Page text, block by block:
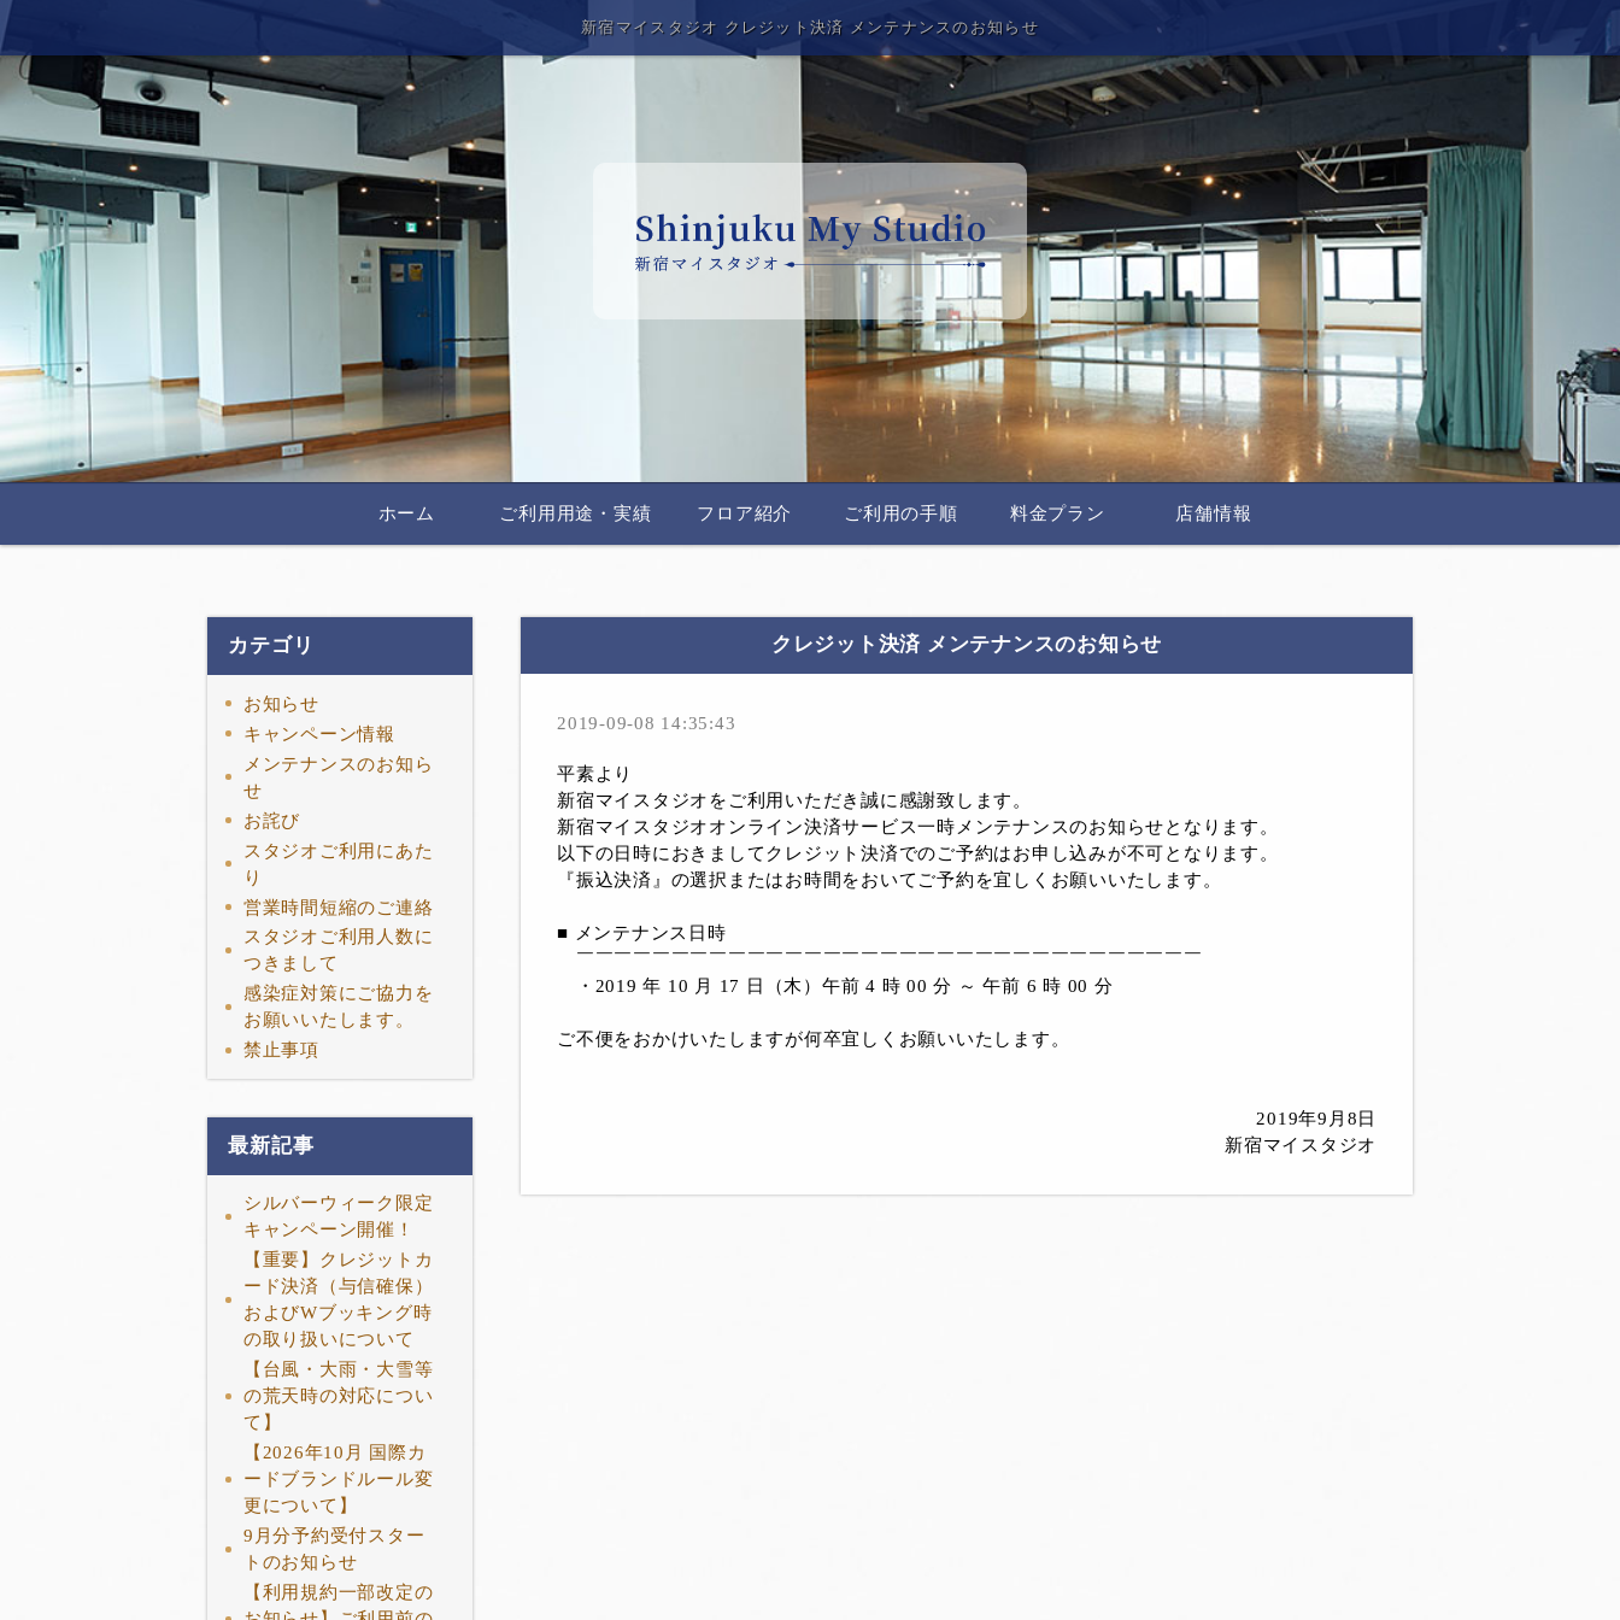
新宿マイスタジオ クレジット決済 メンテナンスのお知らせ
ホーム ご利用用途・実績 フロア紹介 ご利用の手順 料金プラン 店舗情報
カテゴリ
お知らせ
キャンペーン情報
メンテナンスのお知ら
せ
お詫び
スタジオご利用にあた
り
営業時間短縮のご連絡
スタジオご利用人数に
つきまして
感染症対策にご協力を
お願いいたします。
禁止事項
最新記事
シルバーウィーク限定
キャンペーン開催！
【重要】クレジットカ
ード決済（与信確保）
およびWブッキング時
の取り扱いについて
【台風・大雨・大雪等
の荒天時の対応につい
て】
【2026年10月 国際カ
ードブランドルール変
更について】
9月分予約受付スター
トのお知らせ
【利用規約一部改定の
クレジット決済 メンテナンスのお知らせ
2019-09-08 14:35:43
平素より
新宿マイスタジオをご利用いただき誠に感謝致します。
新宿マイスタジオオンライン決済サービス一時メンテナンスのお知らせとなります。
以下の日時におきましてクレジット決済でのご予約はお申し込みが不可となります。
『振込決済』の選択またはお時間をおいてご予約を宜しくお願いいたします。
■ メンテナンス日時
￣￣￣￣￣￣￣￣￣￣￣￣￣￣￣￣￣￣￣￣￣￣￣￣￣￣￣￣￣￣￣￣￣
・2019 年 10 月 17 日（木）午前 4 時 00 分 ～ 午前 6 時 00 分
ご不便をおかけいたしますが何卒宜しくお願いいたします。
2019年9月8日
新宿マイスタジオ